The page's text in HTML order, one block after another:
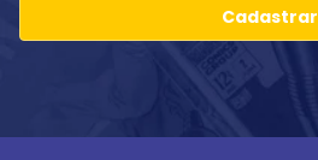
Cadastrar